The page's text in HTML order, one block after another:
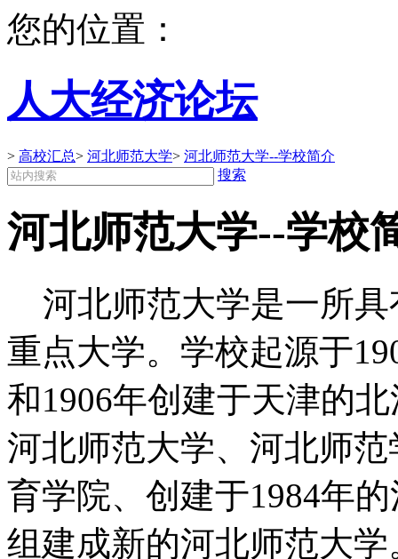
您的位置：
人大经济论坛
> 高校汇总> 河北师范大学> 河北师范大学--学校简介
搜索
河北师范大学--学校
河北师范大学是一所具
重点大学。学校起源于
和1906年创建于天津的
河北师范大学、河北师
育学院、创建于1984年
组建成新的河北师范大